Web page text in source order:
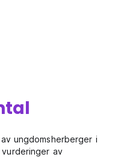
ungdomsherberger i
av